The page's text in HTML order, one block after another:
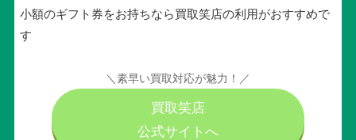
小額のギフト券をお持ちなら買取笑店の利用がおすすめで
す
＼素早い買取対応が魅力！／
買取笑店
公式サイトへ